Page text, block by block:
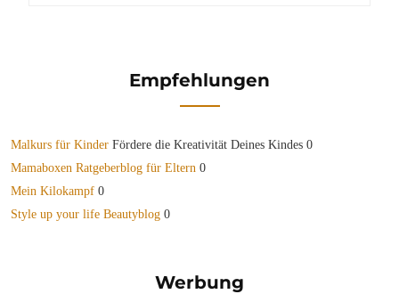
Empfehlungen
Malkurs für Kinder Fördere die Kreativität Deines Kindes 0
Mamaboxen Ratgeberblog für Eltern 0
Mein Kilokampf 0
Style up your life Beautyblog 0
Werbung